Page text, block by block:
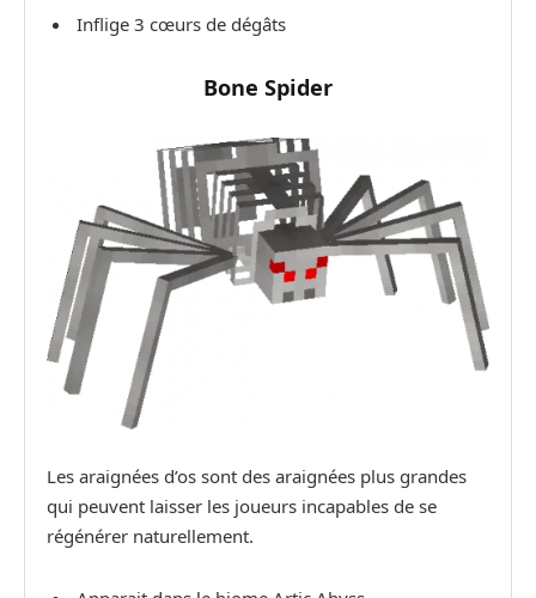
Inflige 3 cœurs de dégâts
Bone Spider
Les araignées d’os sont des araignées plus grandes
qui peuvent laisser les joueurs incapables de se
régénérer naturellement.